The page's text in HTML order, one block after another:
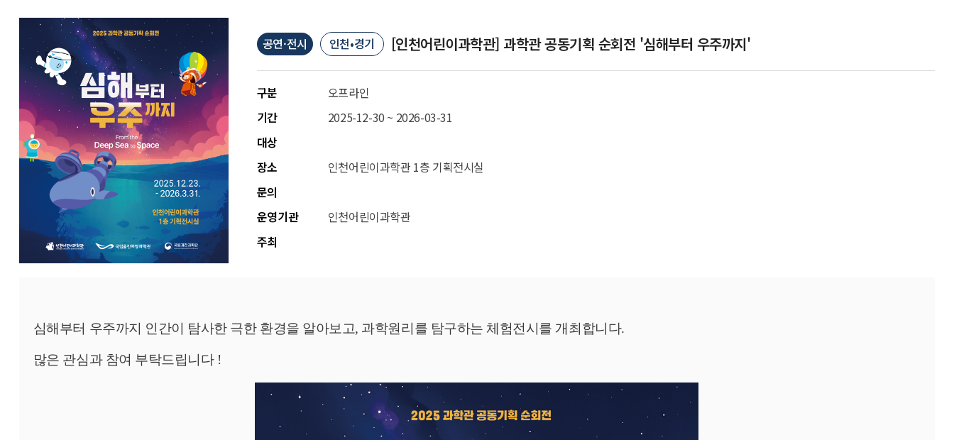
공연·전시 인천•경기 [인천어린이과학관] 과학관 공동기획 순회전 '심해부터 우주까지'
구분
오프라인
기간
2025-12-30 ~ 2026-03-31
대상
장소
인천어린이과학관 1층 기획전시실
문의
운영기관
인천어린이과학관
주최
심해부터 우주까지 인간이 탐사한 극한 환경을 알아보고, 과학원리를 탐구하는 체험전시를 개최합니다.
많은 관심과 참여 부탁드립니다 !